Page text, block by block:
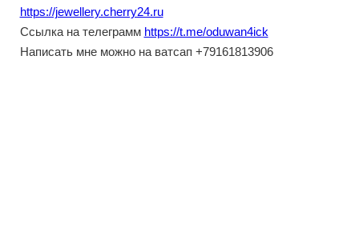
https://jewellery.cherry24.ru
Ссылка на телеграмм https://t.me/oduwan4ick
Написать мне можно на ватсап +79161813906